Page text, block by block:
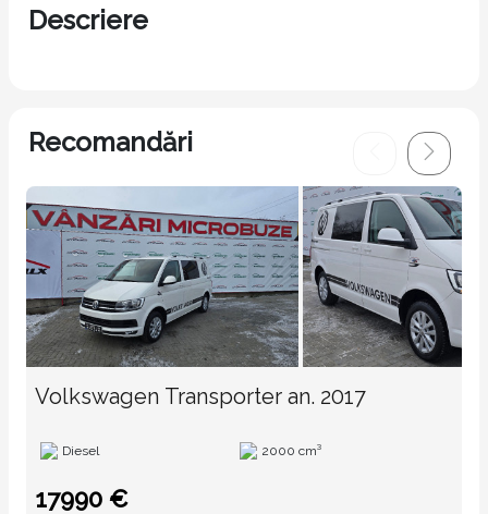
Descriere
Recomandări
Volkswagen Transporter an. 2017
Diesel 2000 cm³
17990 €